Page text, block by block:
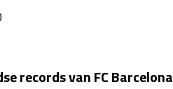
records van FC Barcelona